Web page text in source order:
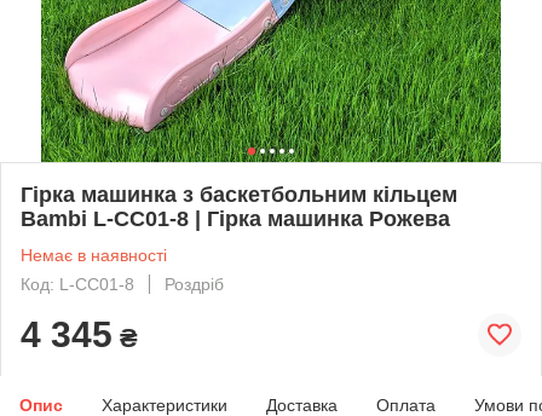
Гірка машинка з баскетбольним кільцем
Bambi L-CC01-8 | Гірка машинка Рожева
Немає в наявності
Код: L-CC01-8
Роздріб
4 345 ₴
Опис Характеристики Доставка Оплата Умови